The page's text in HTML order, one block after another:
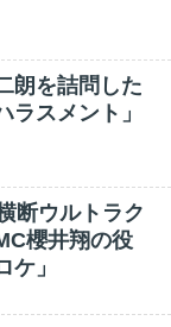
朗を詰問した
スメント」
断ウルトラク
櫻井翔の役
」